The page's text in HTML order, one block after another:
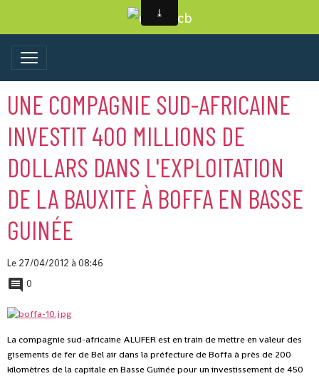
UNE COMPAGNIE SUD-AFRICAINE
INVESTIT 400 MILLIONS DE
DOLLARS DANS L'EXPLOITATION
DE LA BAUXITE À BOFFA EN BASSE
GUINÉE
Le 27/04/2012 à 08:46
0
La compagnie sud-africaine ALUFER est en train de mettre en valeur des
gisements de fer de Bel air dans la préfecture de Boffa à près de 200
kilomètres de la capitale en Basse Guinée pour un investissement de 450